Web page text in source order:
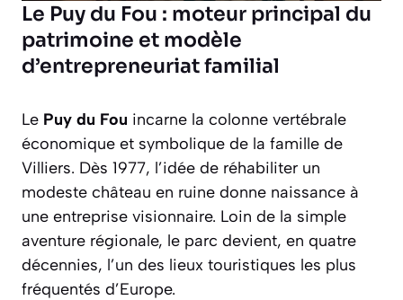
Le Puy du Fou : moteur principal du
patrimoine et modèle
d’entrepreneuriat familial
Le Puy du Fou incarne la colonne vertébrale
économique et symbolique de la famille de
Villiers. Dès 1977, l’idée de réhabiliter un
modeste château en ruine donne naissance à
une entreprise visionnaire. Loin de la simple
aventure régionale, le parc devient, en quatre
décennies, l’un des lieux touristiques les plus
fréquentés d’Europe.